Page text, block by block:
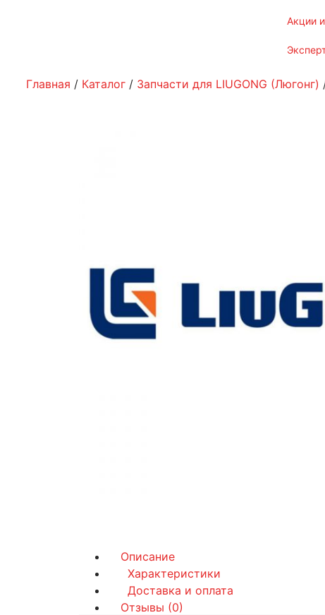
акции
Главная / Каталог / Запчасти для LIUGONG (Люгонг)
Описание
Характеристики
Доставка и оплата
Отзывы (0)